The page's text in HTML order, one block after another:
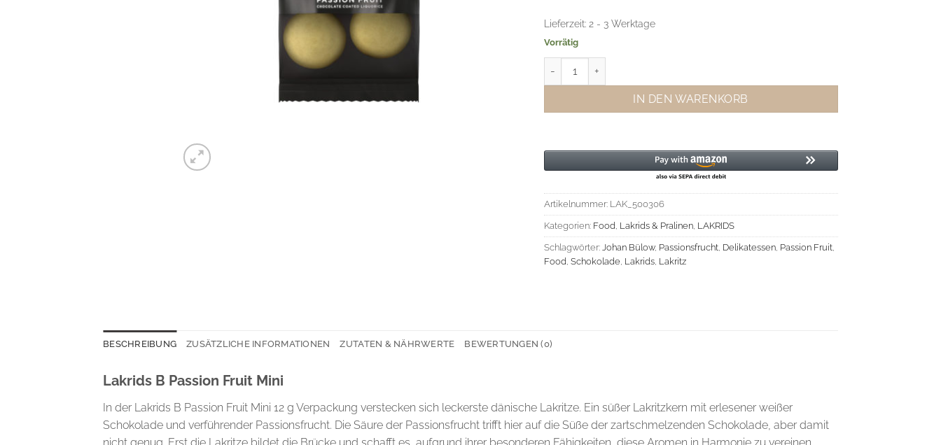
Lieferzeit: 2 - 3 Werktage
Vorrätig
IN DEN WARENKORB
Artikelnummer: LAK_500306
Kategorien: Food, Lakrids & Pralinen, LAKRIDS
Schlagwörter: Johan Bülow, Passionsfrucht, Delikatessen, Passion Fruit,
Food, Schokolade, Lakrids, Lakritz
BESCHREIBUNG ZUSÄTZLICHE INFORMATIONEN ZUTATEN & NÄHRWERTE BEWERTUNGEN (0)
Lakrids B Passion Fruit Mini
In der Lakrids B Passion Fruit Mini 12 g Verpackung verstecken sich leckerste dänische Lakritze. Ein süßer Lakritzkern mit erlesener weißer
Schokolade und verführender Passionsfrucht. Die Säure der Passionsfrucht trifft hier auf die Süße der zartschmelzenden Schokolade, aber damit